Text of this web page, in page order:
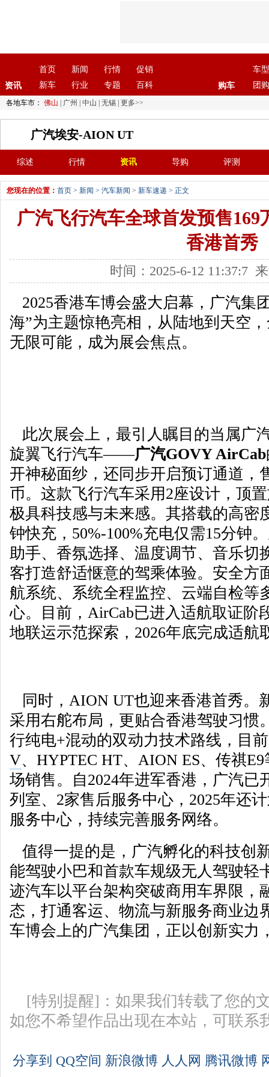
资讯
首页 新闻 行情
促销
新车
行业 专题 百科 购车
车型
团购
各地车市： 佛山 广州 中山 无锡 更多>>
广汽埃安-AION UT
综述 行情 资讯 导购 评测
您现在的位置： 首页 > 新闻 > 汽车新闻 > 新车速递 > 正文
广汽飞行汽车全球首发预售
香港首秀
时间：2025-6-12 11:37:7
2025香港车博会盛大启幕，广汽集
海”为主题惊艳亮相，从陆地到天空
无限可能，成为展会焦点。
此次展会上，最引人瞩目的当属广
旋翼飞行汽车——广汽GOVY AirCab
开神秘面纱，还同步开启预订通道，
币。这款飞行汽车采用2座设计，顶
极具科技感与未来感。其搭载的高密
钟快充，50%-100%充电仅需15分钟
助手、香氛选择、温度调节、音乐切
客打造舒适惬意的驾乘体验。安全方
航系统、系统全程监控、云端自检等
心。目前，AirCab已进入适航取证阶
地联运示范探索，2026年底完成适航
同时，AION UT也迎来香港首秀。
采用右舵布局，更贴合香港驾驶习惯
行纯电+混动的双动力技术路线，目
V、HYPTEC HT、AION ES、传祺
场销售。自2024年进军香港，广汽已
列室、2家售后服务中心，2025年还
服务中心，持续完善服务网络。
值得一提的是，广汽孵化的科技创
能驾驶小巴和首款车规级无人驾驶轻
迹汽车以平台架构突破商用车界限，
态，打通客运、物流与新服务商业边
车博会上的广汽集团，正以创新实力
[特别提醒]：如果我们转载了您的
如您不希望作品出现在本站，可联系
分享到 QQ空间 新浪微博 人人网 腾讯微博